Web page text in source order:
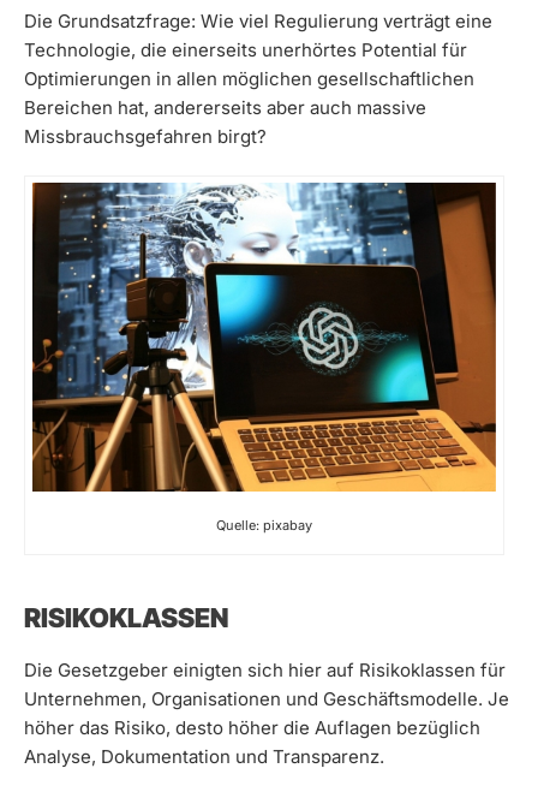
Die Grundsatzfrage: Wie viel Regulierung verträgt eine
Technologie, die einerseits unerhörtes Potential für
Optimierungen in allen möglichen gesellschaftlichen
Bereichen hat, andererseits aber auch massive
Missbrauchsgefahren birgt?
Quelle: pixabay
RISIKOKLASSEN
Die Gesetzgeber einigten sich hier auf Risikoklassen für
Unternehmen, Organisationen und Geschäftsmodelle. Je
höher das Risiko, desto höher die Auflagen bezüglich
Analyse, Dokumentation und Transparenz.